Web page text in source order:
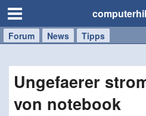
Forum News Tipps
Handy
Windows
Mac
Ungefaerer
von notebook